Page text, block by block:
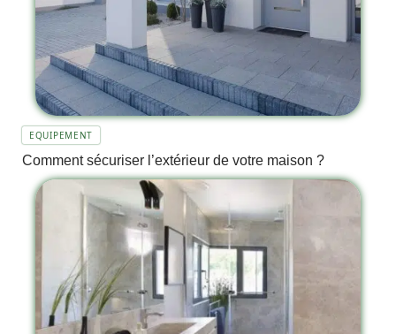
EQUIPEMENT
Comment sécuriser l’extérieur de votre maison ?